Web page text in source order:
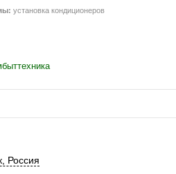
установка кондиционеров
Россия